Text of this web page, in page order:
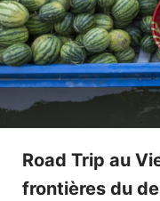
Road Trip au
frontières du